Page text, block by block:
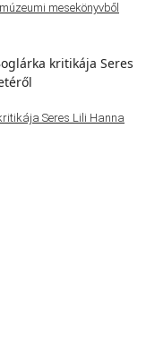
mesekönyvből
Seres Lili Hanna